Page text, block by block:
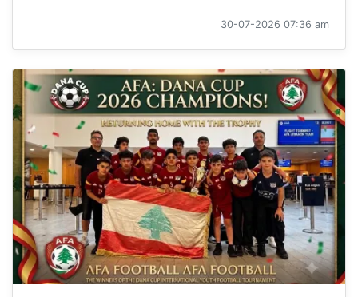
30-07-2026 07:36 am